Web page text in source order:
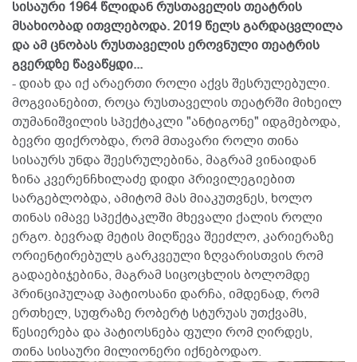
სისაური 1964 წლიდან რუსთაველის თეატრის
მსახიობად ითვლებოდა. 2019 წელს გარდაცვლილა
და ამ ცნობას რუსთაველის ეროვნული თეატრის
გვერდზე წავაწყდი...
- დიახ და იქ არაერთი როლი აქვს შესრულებული.
მოგვიანებით, როცა რუსთაველის თეატრში მიხეილ
თუმანიშვილის სპექტაკლი "ანტიგონე" იდგმებოდა,
ბევრი ფიქრობდა, რომ მთავარი როლი თინა
სისაურს უნდა შეესრულებინა, მაგრამ ვინაიდან
ზინა კვერენჩხილაძე დიდი პრივილეგიებით
სარგებლობდა, ამიტომ მას მიაკუთვნეს, ხოლო
თინას იმავე სპექტაკლში მხევალი ქალის როლი
ერგო. ბევრად მეტის მიღწევა შეეძლო, კარიერაზე
ორიენტირებულს გარკვეული ზღვარისთვის რომ
გადაებიჯებინა, მაგრამ სიცოცხლის ბოლომდე
პრინციპულად პატიოსანი დარჩა, იმდენად, რომ
ერთხელ, სუფრაზე რობერტ სტურუას უთქვამს,
წესიერება და პატიოსნება ფული რომ ღირდეს,
თინა სისაური მილიონერი იქნებოდაო.